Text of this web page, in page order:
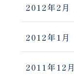
2012年2月
2012年1月
2011年12月